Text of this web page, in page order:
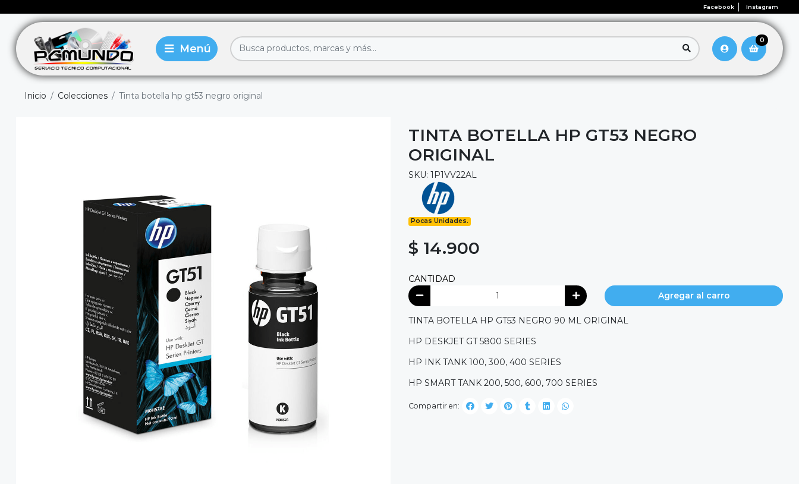
Facebook Instagram
0
Inicio Colecciones Tinta botella hp gt53 negro original
TINTA BOTELLA HP GT53 NEGRO
ORIGINAL
SKU: 1P1VV22AL
Pocas Unidades.
$ 14.900
CANTIDAD
Agregar al carro
TINTA BOTELLA HP GT53 NEGRO 90 ML ORIGINAL
HP DESKJET GT 5800 SERIES
HP INK TANK 100, 300, 400 SERIES
HP SMART TANK 200, 500, 600, 700 SERIES
Compartir en: